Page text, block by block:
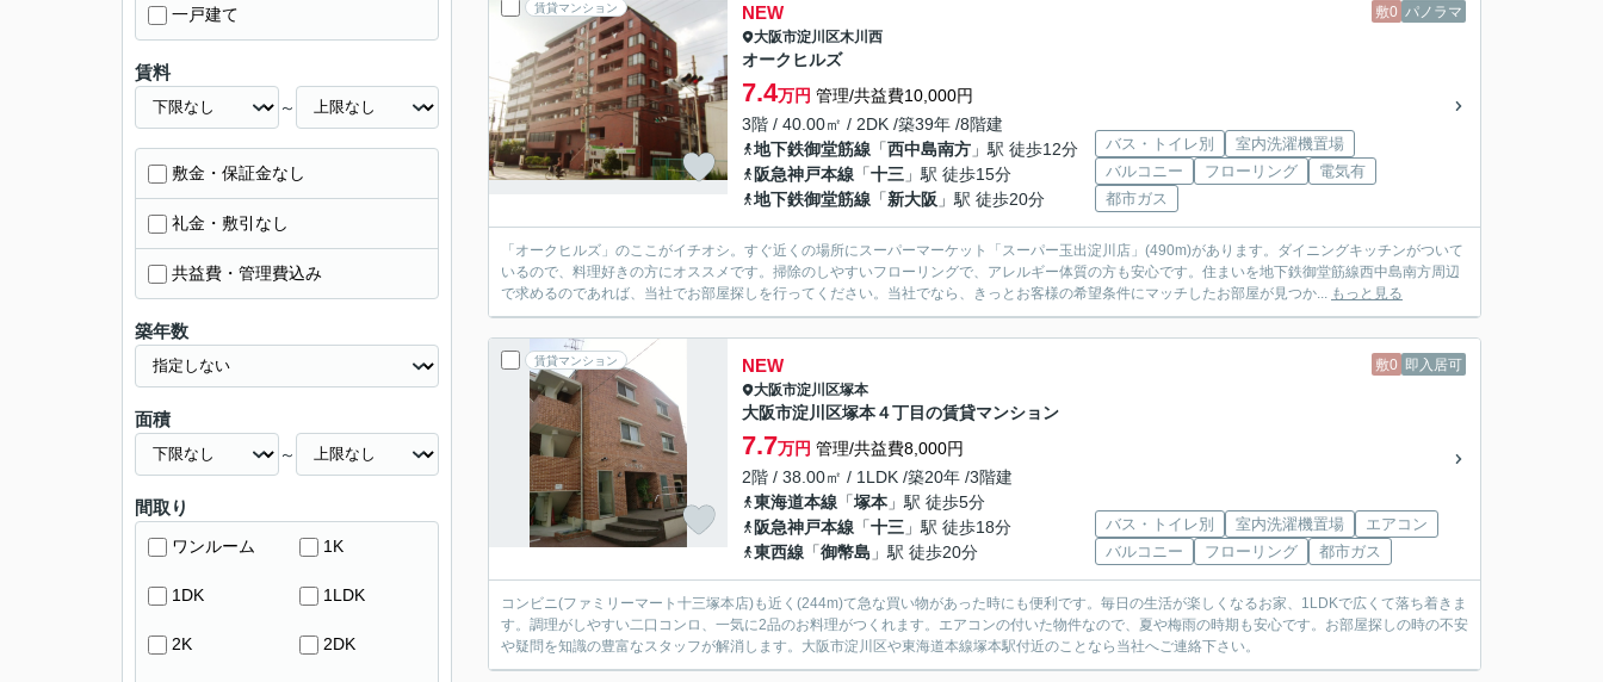
賃貸マンション 敷0 パノラマ
NEW
大阪市淀川区木川西
オークヒルズ
7.4万円 管理/共益費10,000円
3階 / 40.00㎡ / 2DK /築39年 /8階建
地下鉄御堂筋線 「西中島南方 」駅 徒歩12分
阪急神戸本線 「十三 」駅 徒歩15分
地下鉄御堂筋線 「新大阪 」駅 徒歩20分
バス・トイレ別
室内洗濯機置場
バルコニー
フローリング
電気有
都市ガス
「オークヒルズ」のここがイチオシ。すぐ近くの場所にスーパーマーケット「スーパー玉出淀川店」(490m)があります。ダイニングキッチンがついて
いるので、料理好きの方にオススメです。掃除のしやすいフローリングで、アレルギー体質の方も安心です。住まいを地下鉄御堂筋線西中島南方周辺
で求めるのであれば、当社でお部屋探しを行ってください。当社でなら、きっとお客様の希望条件にマッチしたお部屋が見つか... もっと見る
賃貸マンション 敷0 即入居可
NEW
大阪市淀川区塚本
大阪市淀川区塚本４丁目の賃貸マンション
7.7万円 管理/共益費8,000円
2階 / 38.00㎡ / 1LDK /築20年 /3階建
東海道本線 「塚本 」駅 徒歩5分
阪急神戸本線 「十三 」駅 徒歩18分
東西線 「御幣島 」駅 徒歩20分
バス・トイレ別 室内洗濯機置場
エアコン
バルコニー
フローリング 都市ガス
コンビニ(ファミリーマート十三塚本店)も近く(244m)て急な買い物があった時にも便利です。毎日の生活が楽しくなるお家、1LDKで広くて落ち着きま
す。調理がしやすい二口コンロ、一気に2品のお料理がつくれます。エアコンの付いた物件なので、夏や梅雨の時期も安心です。お部屋探しの時の不安
や疑問を知識の豊富なスタッフが解消します。大阪市淀川区や東海道本線塚本駅付近のことなら当社へご連絡下さい。
一戸建て
賃料
～
敷金・保証金なし
礼金・敷引なし
共益費・管理費込み
築年数
面積
～
間取り
ワンルーム 1K
1DK 1LDK
2K 2DK